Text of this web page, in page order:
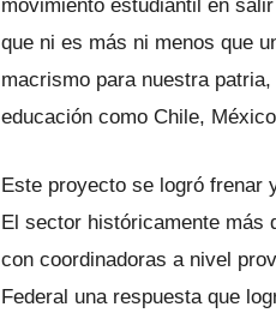
movimiento estudiantil en
que ni es más ni menos que
macrismo para nuestra
educación como Chile,
Este proyecto se logró frenar
El sector históricamente más
con coordinadoras a nivel
Federal una respuesta que